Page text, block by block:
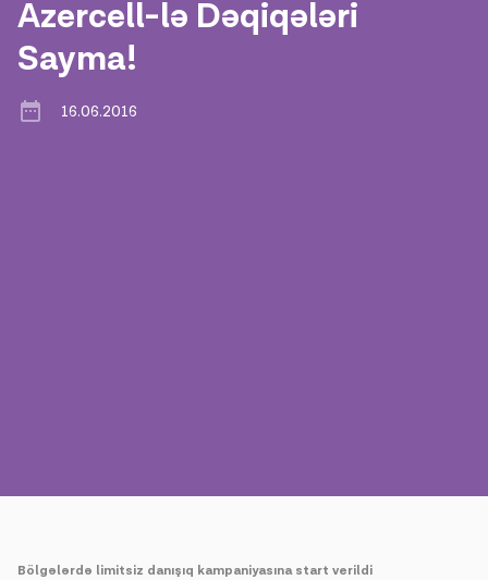
Azercell-lə Dəqiqələri
Sayma!
16.06.2016
Bölgələrdə limitsiz danışıq kampaniyasına start verildi